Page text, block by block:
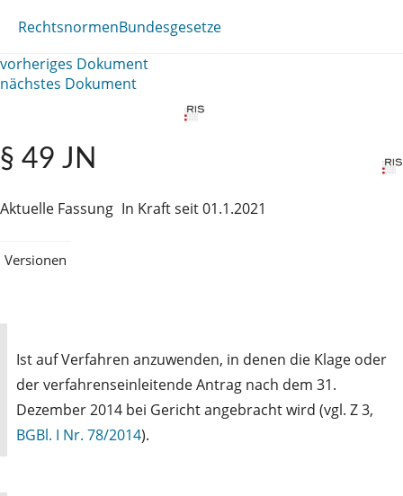
RechtsnormenBundesgesetze
vorheriges Dokument
nächstes Dokument
§ 49 JN
Aktuelle Fassung In Kraft seit 01.1.2021
Versionen
Ist auf Verfahren anzuwenden, in denen die Klage oder
der verfahrenseinleitende Antrag nach dem 31.
Dezember 2014 bei Gericht angebracht wird (vgl. Z 3,
BGBl. I Nr. 78/2014).